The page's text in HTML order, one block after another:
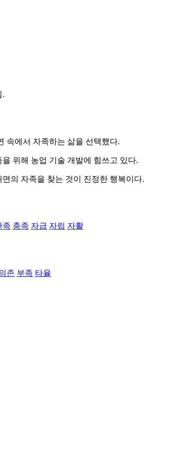
.
속에서 자족하는 삶을 선택했다.
위해 농업 기술 개발에 힘쓰고 있다.
의 자족을 찾는 것이 진정한 행복이다.
족 충족 자급 자립 자활
존 부족 타율